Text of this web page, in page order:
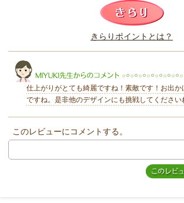
このレビューは参考になりましたか？
きらり
きらりポイントとは？
仕上がりがとても綺麗ですね！素敵です！お出か
ですね。是非他のデザインにも挑戦してください
このレビューにコメントする。